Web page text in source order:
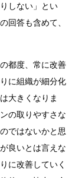
しない」とい
回答も含めて、
都度、常に改善
に組織が細分化
大きくなりま
の取りやすさな
ではないかと思
良いとは言えな
に改善していく